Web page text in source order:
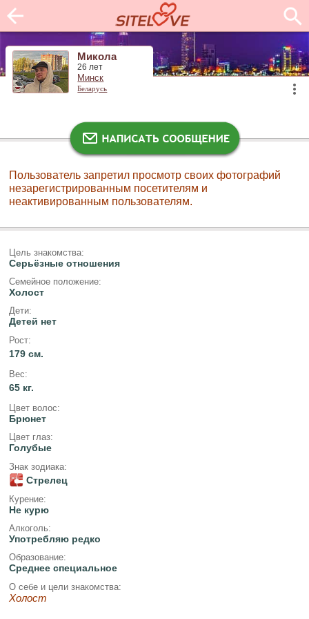
Микола
26 лет
Минск
Беларусь
Пользователь запретил просмотр своих фотографий
незарегистрированным посетителям и
неактивированным пользователям.
Цель знакомства:
Серьёзные отношения
Семейное положение:
Холост
Дети:
Детей нет
Рост:
179 см.
Вес:
65 кг.
Цвет волос:
Брюнет
Цвет глаз:
Голубые
Знак зодиака:
Стрелец
Курение:
Не курю
Алкоголь:
Употребляю редко
Образование:
Среднее специальное
О себе и цели знакомства:
Холост